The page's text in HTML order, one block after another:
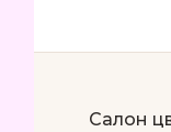
Салон